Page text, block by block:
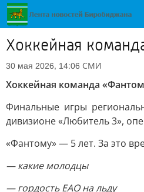
Хоккейная
30 мая 2026, 14:06 СМИ
Хоккейная команда
Финальные игры
дивизионе «Любитель 3»,
«Фантому» — 5 лет. За это
— какие молодцы
— гордость ЕАО на льду